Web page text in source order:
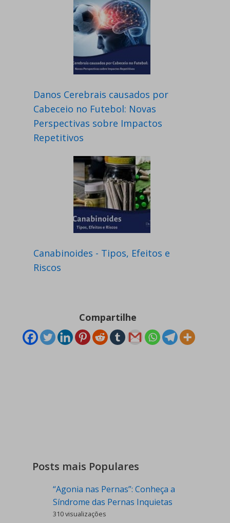
Danos Cerebrais causados por
Cabeceio no Futebol: Novas
Perspectivas sobre Impactos
Repetitivos
Canabinoides - Tipos, Efeitos e
Riscos
Compartilhe
Posts mais Populares
“Agonia nas Pernas”: Conheça a
Síndrome das Pernas Inquietas
310 visualizações